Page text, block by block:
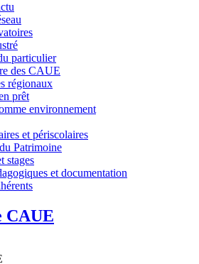
particulier
des CAUE
régionaux
prêt
environnement
et périscolaires
Patrimoine
stages
et documentation
CAUE